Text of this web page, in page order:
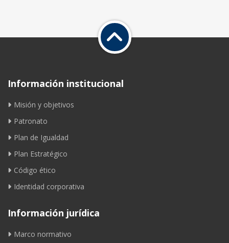
Información institucional
Misión y objetivos
Patronato
Plan de Igualdad
Plan Estratégico
Código ético
Identidad corporativa
Información jurídica
Marco normativo